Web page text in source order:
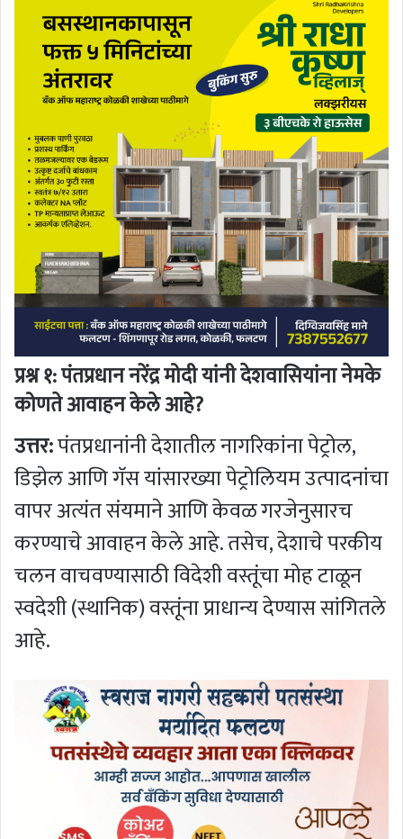
प्रश्न १: पंतप्रधान नरेंद्र मोदी यांनी देशवासियांना नेमके
कोणते आवाहन केले आहे?
उत्तर:पंतप्रधानांनी देशातील नागरिकांना पेट्रोल,
डिझेल आणि गॅस यांसारख्या पेट्रोलियम उत्पादनांचा
वापर अत्यंत संयमाने आणि केवळ गरजेनुसारच
करण्याचे आवाहन केले आहे. तसेच, देशाचे परकीय
चलन वाचवण्यासाठी विदेशी वस्तूंचा मोह टाळून
स्वदेशी (स्थानिक) वस्तूंना प्राधान्य देण्यास सांगितले
आहे.